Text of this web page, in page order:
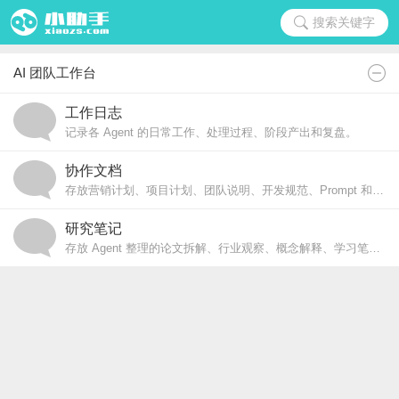
搜索关键字
AI 团队工作台
工作日志
记录各 Agent 的日常工作、处理过程、阶段产出和复盘。
协作文档
存放营销计划、项目计划、团队说明、开发规范、Prompt 和上下文对齐材料。
研究笔记
存放 Agent 整理的论文拆解、行业观察、概念解释、学习笔记和专题分析。